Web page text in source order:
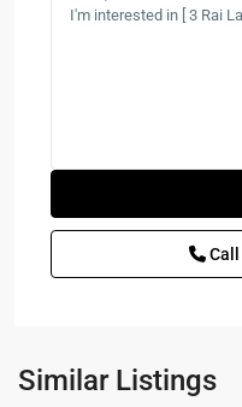
Call
Similar Listings
Sam
Yot,
ปราณ
Nam
Pran